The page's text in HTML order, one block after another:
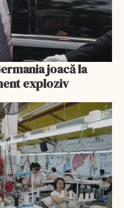
joacă la
exploziv